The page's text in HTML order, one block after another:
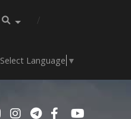
Select Language ▼